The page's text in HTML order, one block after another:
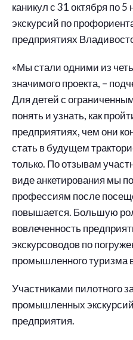
каникул с 31 октября по
экскурсий по
предприятиях
«Мы стали одними из
значимого проекта, –
Для детей с
понять и узнать, как
предприятиях, чем они
стать в будущем
только. По отзывам
виде анкетирования мы
профессиям после
повышается. Большую
вовлеченность
экскурсоводов по
промышленного туризма
Участниками пилотного
промышленных
предприятия.